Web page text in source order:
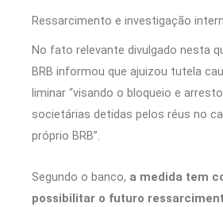
Ressarcimento e investigação
No fato relevante divulgado nesta
BRB informou que ajuizou tutela
liminar “visando o bloqueio e
societárias detidas pelos réus no
próprio BRB”.
Segundo o banco, a medida tem
possibilitar o futuro